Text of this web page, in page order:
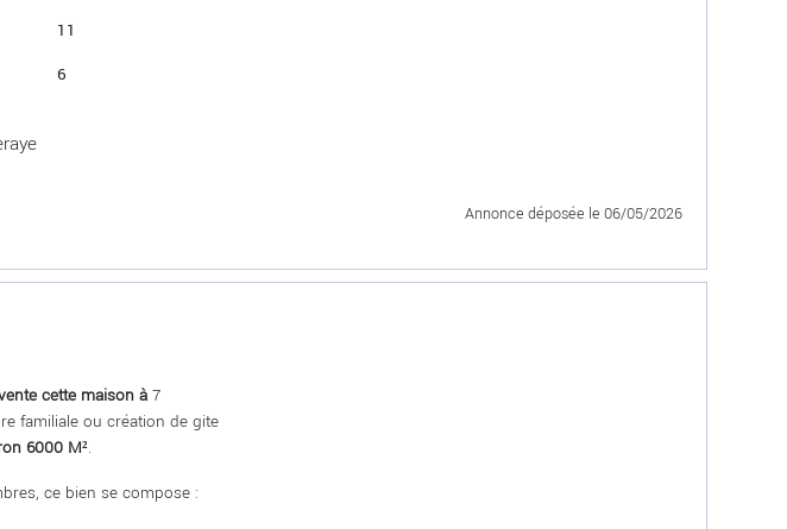
11
6
Annonce déposée le 06/05/2026
cette maison à 7
familiale ou création de gite
6000 M².
ce bien se compose :